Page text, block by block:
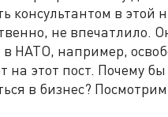
консультантом в этой
не впечатлило.
НАТО, например,
этот пост. Почему
в бизнес?